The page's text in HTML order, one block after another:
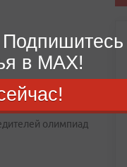
приема в
олимпиад
в MAX!